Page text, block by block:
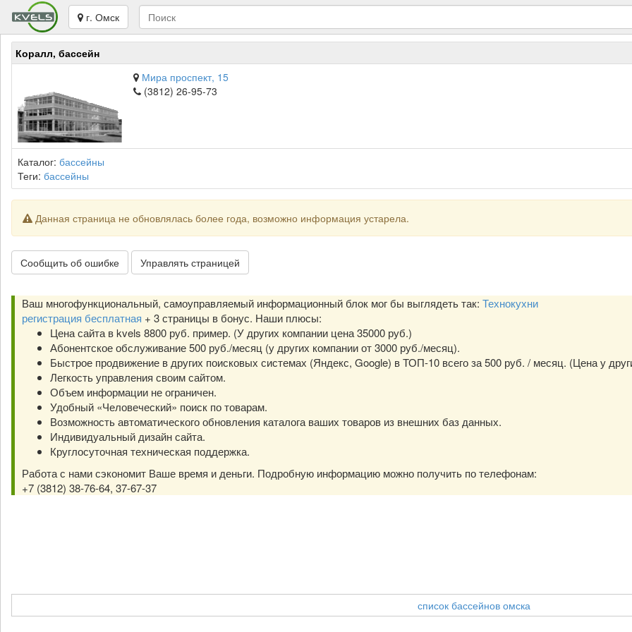
г. Омск
Коралл, бассейн
Мира проспект, 15
(3812) 26-95-73
Каталог: бассейны
Теги: бассейны
Данная страница не обновлялась более года, возможно информация устарела.
Сообщить об ошибке Управлять страницей
Ваш многофункциональный, самоуправляемый информационный блок мог бы выглядеть так: Технокухни
регистрация бесплатная + 3 страницы в бонус. Наши плюсы:
Цена сайта в kvels 8800 руб. пример. (У других компании цена 35000 руб.)
Абонентское обслуживание 500 руб./месяц (у других компании от 3000 руб./месяц).
Быстрое продвижение в других поисковых системах (Яндекс, Google) в ТОП-10 всего за 500 руб. / месяц. (Цена у
Легкость управления своим сайтом.
Объем информации не ограничен.
Удобный «Человеческий» поиск по товарам.
Возможность автоматического обновления каталога ваших товаров из внешних баз данных.
Индивидуальный дизайн сайта.
Круглосуточная техническая поддержка.
Работа с нами сэкономит Ваше время и деньги. Подробную информацию можно получить по телефонам:
+7 (3812) 38-76-64, 37-67-37
список бассейнов омска